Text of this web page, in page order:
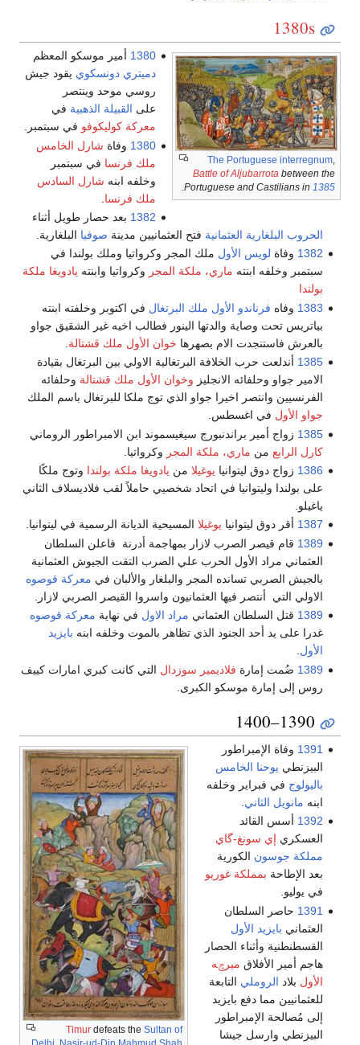
1380s
The Portuguese interregnum,
Battle of Aljubarrota between the
Portuguese and Castilians in 1385
.
1380 أمير موسكو المعظم
دميتري دونسكوي يقود جيش
روسي موحد وينتصر
على القبيلة الذهبية في
معركة كوليكوفو في سبتمبر.
1380 وفاة شارل الخامس
ملك فرنسا في سبتمبر
وخلفه ابنه شارل السادس
ملك فرنسا
1382 بعد حصار طويل أثناء
الحروب البلغارية العثمانية فتح العثمانيين مدينة صوفيا البلغارية.
1382 وفاة لويس الأول ملك المجر وكرواتيا وملك بولندا في
سبتمبر وخلفه ابنته ماري، ملكة المجر وكرواتيا وابنته يادويغا ملكة
بولندا
1383 وفاه فرناندو الأول ملك البرتغال في اكتوبر وخلفته ابنته
بياتريس تحت وصاية والدتها الينور فطالب اخيه غير الشقيق جواو
بالعرش فاستنجدت الام بصهرها خوان الأول ملك قشتالة
1385 أندلعت حرب الخلافة البرتغالية الاولي بين البرتغال بقيادة
الامير جواو وحلفائه الانجليز وخوان الأول ملك قشتالة وحلفائه
الفرنسيين وانتصر اخيرا جواو الذي توج ملكا للبرتغال باسم الملك
جواو الأول في اغسطس.
1385 زواج أمير براندنبورج سيغيسموند ابن الامبراطور الروماني
كارل الرابع من ماري، ملكة المجر وكرواتيا.
1386 زواج دوق ليتوانيا يوغيلا من يادويغا ملكة بولندا وتوج ملكًا
على بولندا وليتوانيا في اتحاد شخصيي حاملاً لقب فلاديسلاف الثاني
ياغيلو.
1387 أقر دوق ليتوانيا يوغيلا المسيحية الديانة الرسمية في ليتوانيا.
1389 قام قيصر الصرب لازار بمهاجمة أدرنة فاعلن السلطان
العثماني مراد الأول الحرب علي الصرب التقت الجيوش العثمانية
بالجيش الصربي تسانده المجر والبلغار والألبان في معركة قوصوه
الاولي التي أنتصر فيها العثمانيون واسروا القيصر الصربي لازار.
1389 قتل السلطان العثماني مراد الاول في نهاية معركة قوصوه
غدرا على يد أحد الجنود الذي تظاهر بالموت وخلفه ابنه بايزيد
الأول
1389 ضُمت إمارة فلاديمير سوزدال التي كانت كبري امارات كييف
روس إلى إمارة موسكو الكبرى.
1390–1400
Timur defeats the Sultan of
1391 وفاة الإمبراطور
البيزنطي يوحنا الخامس
باليولوج في فبراير وخلفه
ابنه مانويل الثاني
1392 أسس القائد
العسكري إي سونغ-گاي
مملكة جوسون الكورية
بعد الإطاحة بمملكة غوريو
في يوليو.
1391 حاصر السلطان
العثماني بايزيد الأول
القسطنطنية وأثناء الحصار
هاجم أمير الأفلاق ميرݘه
الأول بلاد الروملي التابعة
للعثمانيين مما دفع بايزيد
إلى مُصالحة الإمبراطور
البيزنطي وارسل جيشا